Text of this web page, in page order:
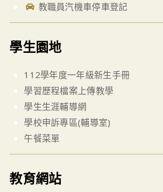
教職員汽機車停車登記
學生園地
112學年度一年級新生手冊
學習歷程檔案上傳教學
學生生涯輔導網
學校申訴專區(輔導室)
午餐菜單
教育網站